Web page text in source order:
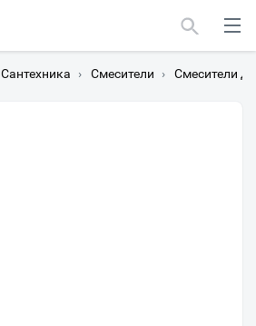
Сантехника › Смесители › Смесители